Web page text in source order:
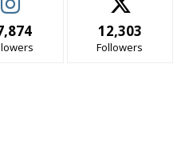
12,303
Followers